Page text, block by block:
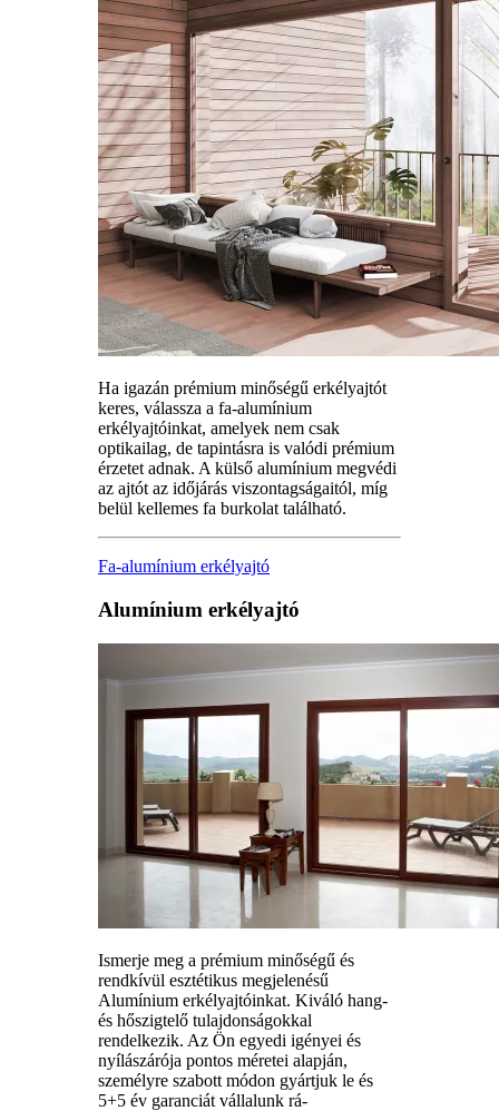
Ha igazán prémium minőségű erkélyajtót
keres, válassza a fa-alumínium
erkélyajtóinkat, amelyek nem csak
optikailag, de tapintásra is valódi prémium
érzetet adnak. A külső alumínium megvédi
az ajtót az időjárás viszontagságaitól, míg
belül kellemes fa burkolat található.
Fa-alumínium erkélyajtó
Alumínium erkélyajtó
Ismerje meg a prémium minőségű és
rendkívül esztétikus megjelenésű
Alumínium erkélyajtóinkat. Kiváló hang-
és hőszigtelő tulajdonságokkal
rendelkezik. Az Ön egyedi igényei és
nyílászárója pontos méretei alapján,
személyre szabott módon gyártjuk le és
5+5 év garanciát vállalunk rá-